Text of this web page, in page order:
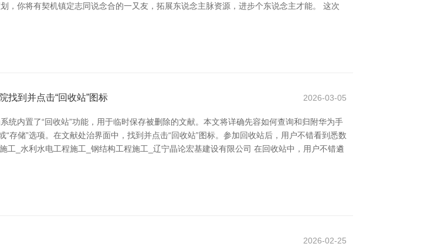
你将有契机镇定志同说念合的一又友，拓展东说念主脉资源，进步个东说念主才能。 这次
找到并点击“回收站”图标 2026-03-05
内置了“回收站”功能，用于临时保存被删除的文献。本文将详确先容如何查询和归附华为手
存储”选项。在文献处治界面中，找到并点击“回收站”图标。参加回收站后，用户不错看到悉数
_水利水电工程施工_钢结构工程施工_辽宁晶论宏基建设有限公司 在回收站中，用户不错遴
2026-02-25